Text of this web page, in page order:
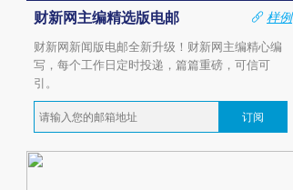
财新网主编精选版电邮
样例
财新网新闻版电邮全新升级！财新网主编精心编
写，每个工作日定时投递，篇篇重磅，可信可
引。
订阅